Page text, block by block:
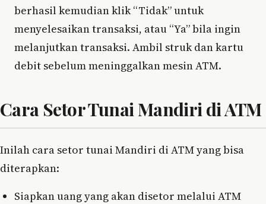
berhasil kemudian klik “Tidak” untuk
menyelesaikan transaksi, atau “Ya” bila ingin
melanjutkan transaksi. Ambil struk dan kartu
debit sebelum meninggalkan mesin ATM.
Cara Setor Tunai Mandiri di ATM
Inilah cara setor tunai Mandiri di ATM yang bisa
diterapkan:
Siapkan uang yang akan disetor melalui ATM